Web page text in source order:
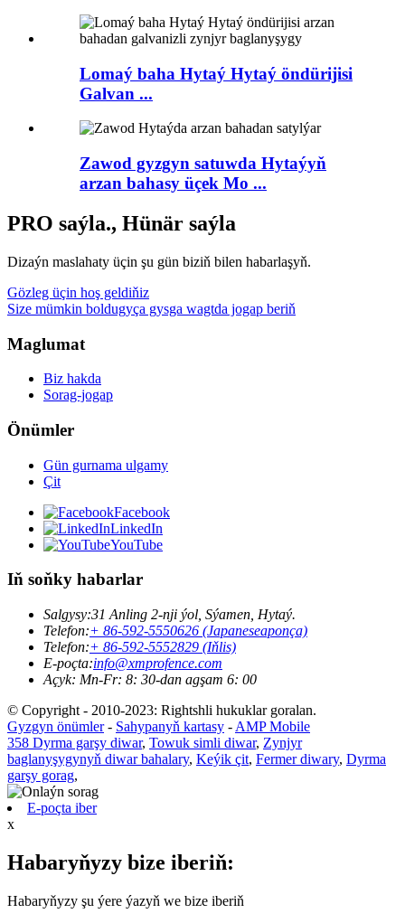
Lomaý baha Hytaý Hytaý öndürijisi
Galvan ...
Zawod gyzgyn satuwda Hytaýyň
arzan bahasy üçek Mo ...
PRO saýla., Hünär saýla
Dizaýn maslahaty üçin şu gün biziň bilen habarlaşyň.
Gözleg üçin hoş geldiňiz
Size mümkin boldugyça gysga wagtda jogap beriň
Maglumat
Biz hakda
Sorag-jogap
Önümler
Gün gurnama ulgamy
Çit
Facebook
LinkedIn
YouTube
Iň soňky habarlar
Salgysy:31 Anling 2-nji ýol, Sýamen, Hytaý.
Telefon:+ 86-592-5550626 (Japaneseaponça)
Telefon:+ 86-592-5552829 (Iňlis)
E-poçta:info@xmprofence.com
Açyk: Mn-Fr: 8: 30-dan agşam 6: 00
© Copyright - 2010-2023: Rightshli hukuklar goralan.
Gyzgyn önümler- Sahypanyň kartasy - AMP Mobile
358 Dyrma garşy diwar, Towuk simli diwar, Zynjyr
baglanyşygynyň diwar bahalary, Keýik çit, Fermer diwary, Dyrma
garşy gorag,
E-poçta iber
x
Habaryňyzy bize iberiň:
Habaryňyzy şu ýere ýazyň we bize iberiň